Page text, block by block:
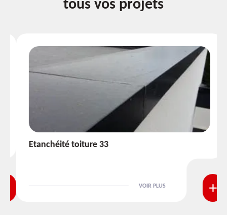
tous vos projets
Etanchéité toiture 33
VOIR PLUS